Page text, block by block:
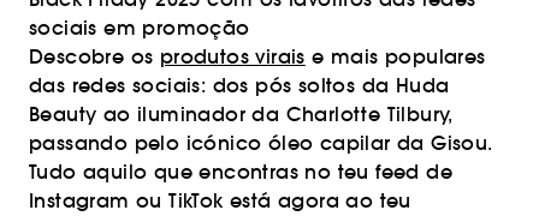
sociais em promoção
Descobre os produtos virais e mais populares
das redes sociais: dos pós soltos da Huda
Beauty ao iluminador da Charlotte Tilbury,
passando pelo icónico óleo capilar da Gisou.
Tudo aquilo que encontras no teu feed de
Instagram ou TikTok está agora ao teu